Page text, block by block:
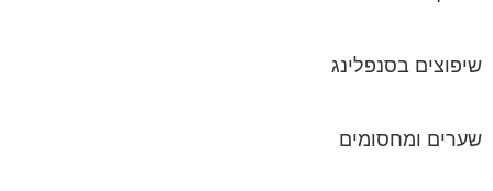
שיפוצים בסנפלינג
שערים ומחסומים